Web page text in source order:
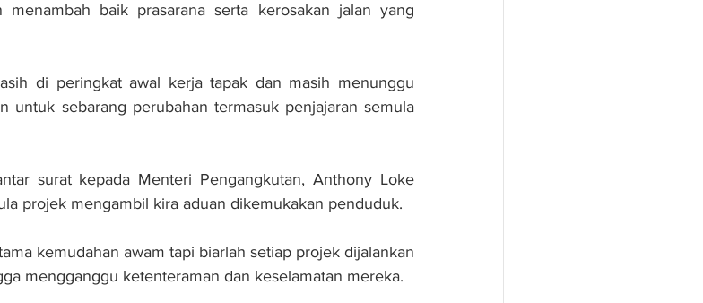
baik prasarana serta kerosakan jalan yang
di peringkat awal kerja tapak dan masih menunggu
untuk sebarang perubahan termasuk penjajaran semula
surat kepada Menteri Pengangkutan, Anthony Loke
projek mengambil kira aduan dikemukakan penduduk.
kemudahan awam tapi biarlah setiap projek dijalankan
mengganggu ketenteraman dan keselamatan mereka.